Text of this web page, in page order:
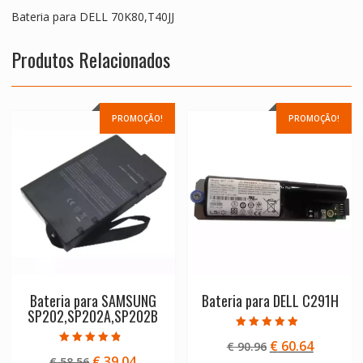
Bateria para DELL 70K80,T40JJ
Produtos Relacionados
PROMOÇÃO!
Bateria para SAMSUNG
SP202,SP202A,SP202B
4.50
PROMOÇÃO!
Bateria para DELL C291H
5.00
de 5
€90.96 O
€60.64O